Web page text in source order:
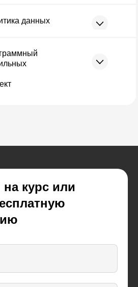
данных
на курс или